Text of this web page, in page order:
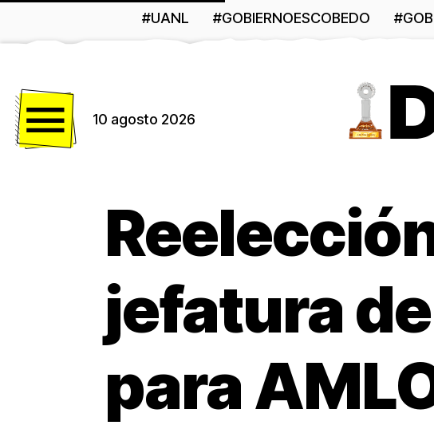
#UANL #GOBIERNOESCOBEDO
10 agosto 2026
jefatura
para